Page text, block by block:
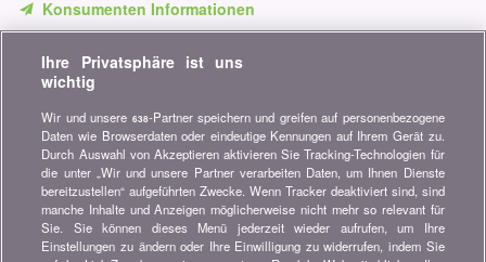
Konsumenten Informationen
unsere Vergleiche, Ratschläge und Tipps in den Bereichen
Versicherung, Finanzen, Konsumgüter und vieles mehr...
Newsletter bestellen
Treten Sie unserer Community bei
Bleiben Sie auf dem neuesten Stand, finden Sie alle Ratschläge
und Tipps zum Sparen auf:
Ihre Privatsphäre ist uns
wichtig
Wir und unsere 638-Partner speichern und greifen auf personenbezogene
Daten wie Browserdaten oder eindeutige Kennungen auf Ihrem Gerät zu.
Durch Auswahl von Akzeptieren aktivieren Sie Tracking-Technologien für
die unter „Wir und unsere Partner verarbeiten Daten, um Ihnen Dienste
bereitzustellen“ aufgeführten Zwecke. Wenn Tracker deaktiviert sind, sind
manche Inhalte und Anzeigen möglicherweise nicht mehr so relevant für
Sie. Sie können dieses Menü jederzeit wieder aufrufen, um Ihre
Einstellungen zu ändern oder Ihre Einwilligung zu widerrufen, indem Sie